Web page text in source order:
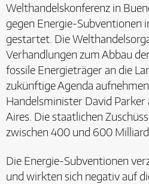
Welthandelskonferenz in
gegen Energie-Subventionen
gestartet. Die
Verhandlungen zum Abbau
fossile Energieträger an die
zukünftige Agenda
Handelsminister David
Aires. Die staatlichen
zwischen 400 und 600
Die Energie-Subventionen
und wirkten sich negativ auf